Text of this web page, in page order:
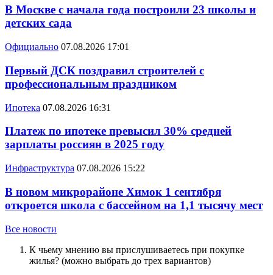
В Москве с начала года построили 23 школы и
детских сада
Официально 07.08.2026 17:01
Первый ДСК поздравил строителей с
профессиональным праздником
Ипотека 07.08.2026 16:31
Платеж по ипотеке превысил 30% средней
зарплаты россиян в 2025 году
Инфраструктура 07.08.2026 15:22
В новом микрорайоне Химок 1 сентября
откроется школа с бассейном на 1,1 тысячу мест
Все новости
К чьему мнению вы прислушиваетесь при покупке
жилья? (можно выбрать до трех вариантов)